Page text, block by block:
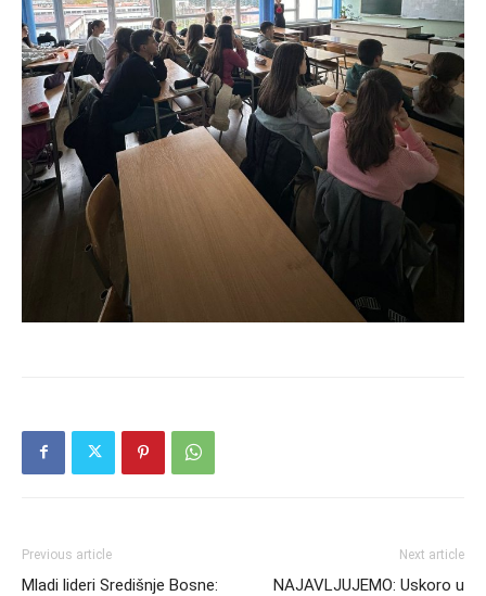
Previous article
Mladi lideri Središnje Bosne:
Next article
NAJAVLJUJEMO: Uskoro u